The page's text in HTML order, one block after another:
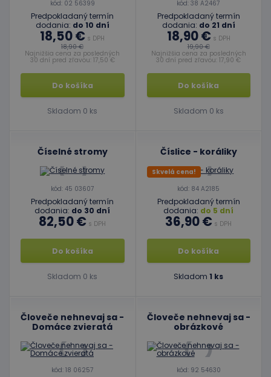
kód: 02 56399
Predpokladaný termín
dodania: do 10 dní
18,50 € s DPH
18,90 €
Najnižšia cena za posledných
30 dní pred zľavou: 17,50 €
Do košíka
Skladom 0 ks
kód: 38 A2467
Predpokladaný termín
dodania: do 21 dní
18,90 € s DPH
19,90 €
Najnižšia cena za posledných
30 dní pred zľavou: 17,90 €
Do košíka
Skladom 0 ks
Číselné stromy
kód: 45 03607
Predpokladaný termín
dodania: do 30 dní
82,50 € s DPH
Do košíka
Skladom 0 ks
Číslice - koráliky
Skvelá cena!
kód: 84 A2185
Predpokladaný termín
dodania: do 5 dní
36,90 € s DPH
Do košíka
Skladom 1 ks
Človeče nehnevaj sa -
Domáce zvieratá
kód: 18 06257
Človeče nehnevaj sa -
obrázkové
kód: 92 54630